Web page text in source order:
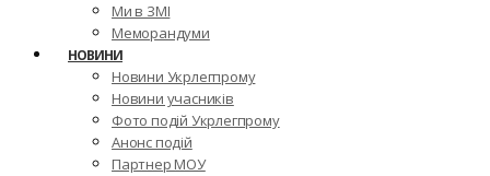
Ми в ЗМІ
Меморандуми
НОВИНИ
Новини Укрлегпрому
Новини учасників
Фото подій Укрлегпрому
Анонс подій
Партнер МОУ